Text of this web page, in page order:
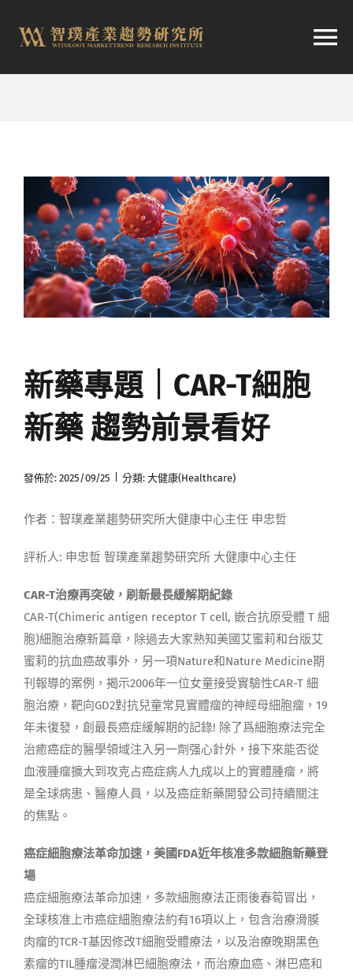
容
航
市場快訊
產業日報
媒體曝光
會員帳號
中文
新藥專題｜CAR-T細胞
新藥 趨勢前景看好
發佈於: 2025/09/25 分類: 大健康(Healthcare)
作者：智璞產業趨勢研究所大健康中心主任 申忠哲
評析人: 申忠哲 智璞產業趨勢研究所 大健康中心主任
CAR-T治療再突破，刷新最長緩解期紀錄
CAR-T(Chimeric antigen receptor T cell, 嵌合抗原受體 T 細
胞)細胞治療新篇章，除過去大家熟知美國艾蜜莉和台版艾
蜜莉的抗血癌故事外，另一項Nature和Nature Medicine期
刊報導的案例，揭示2006年一位女童接受實驗性CAR-T 細
胞治療，靶向GD2對抗兒童常見實體瘤的神經母細胞瘤，19
年未復發，創最長癌症緩解期的記錄! 除了爲細胞療法完全
治癒癌症的醫學領域注入另一劑强心針外，接下來能否從
血液腫瘤擴大到攻克占癌症病人九成以上的實體腫瘤，將
是全球病患、醫療人員，以及癌症新藥開發公司持續關注
的焦點。
癌症細胞療法革命加速，美國FDA近年核准多款細胞新藥登
場
癌症細胞療法革命加速，多款細胞療法正雨後春筍冒出，
全球核准上市癌症細胞療法約有16項以上，包含治療滑膜
肉瘤的TCR-T基因修改T細胞受體療法，以及治療晚期黑色
素瘤的TIL腫瘤浸潤淋巴細胞療法，而治療血癌、淋巴癌和